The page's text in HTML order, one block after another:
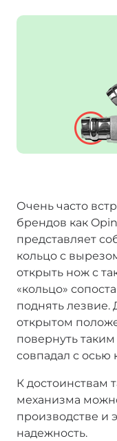
Очень часто
брендов как
представляет
кольцо с
открыть нож с
«кольцо»
поднять
открытом
повернуть
совпадал с осью
К достоинствам
механизма
производстве и
надежность.